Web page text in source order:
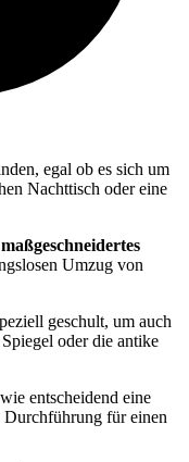
egal ob es sich um
Nachttisch oder eine
Umzug von
geschult, um auch
oder die antike
entscheidend eine
Durchführung für einen